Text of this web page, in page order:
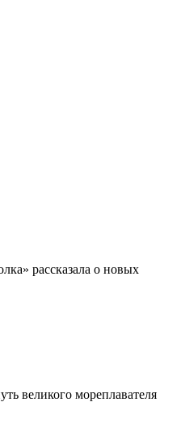
рассказала о новых
великого мореплавателя